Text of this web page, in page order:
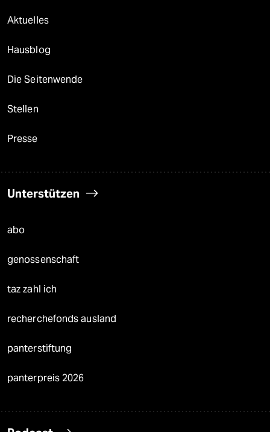
Aktuelles
Hausblog
Die Seitenwende
Stellen
Presse
Unterstützen
abo
genossenschaft
taz zahl ich
recherchefonds ausland
panterstiftung
panterpreis 2026